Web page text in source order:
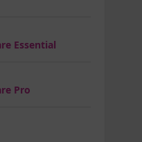
Essential
Pro